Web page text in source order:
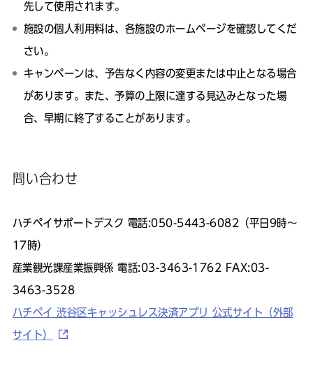
先して使用されます。
施設の個人利用料は、各施設のホームページを確認してくだ
さい。
キャンペーンは、予告なく内容の変更または中止となる場合
があります。また、予算の上限に達する見込みとなった場
合、早期に終了することがあります。
問い合わせ
ハチペイサポートデスク 電話:050-5443-6082（平日9時～
17時）
産業観光課産業振興係 電話:03-3463-1762 FAX:03-
3463-3528
ハチペイ 渋谷区キャッシュレス決済アプリ 公式サイト（外部
サイト）